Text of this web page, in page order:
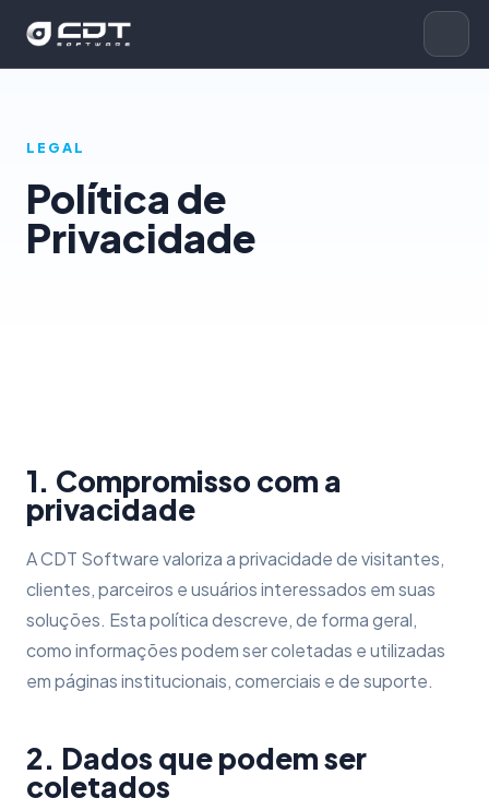
LEGAL
Política de
Privacidade
1. Compromisso com a
privacidade
A CDT Software valoriza a privacidade de visitantes,
clientes, parceiros e usuários interessados em suas
soluções. Esta política descreve, de forma geral,
como informações podem ser coletadas e utilizadas
em páginas institucionais, comerciais e de suporte.
2. Dados que podem ser
coletados